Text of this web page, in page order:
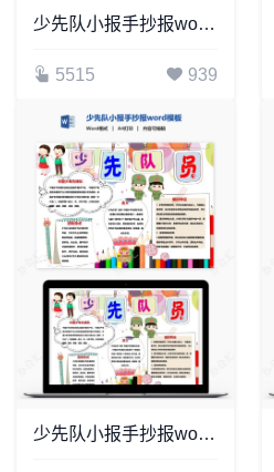
少先队小报手抄报word模板(7)
5515 939
少先队小报手抄报word模板(22)